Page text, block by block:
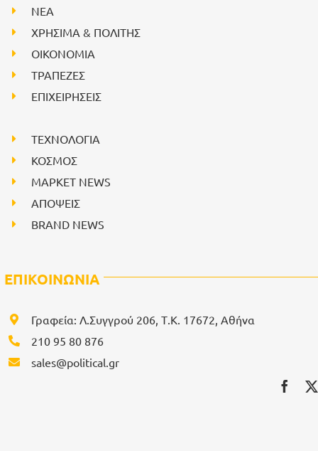
NEA
ΧΡΗΣΙΜΑ & ΠΟΛΙΤΗΣ
ΟΙΚΟΝΟΜΙΑ
ΤΡΑΠΕΖΕΣ
ΕΠΙΧΕΙΡΗΣΕΙΣ
ΤΕΧΝΟΛΟΓΙΑ
ΚΟΣΜΟΣ
ΜΑΡΚΕΤ NEWS
ΑΠΟΨΕΙΣ
BRAND NEWS
ΕΠΙΚΟΙΝΩΝΙΑ
Γραφεία: Λ.Συγγρού 206, Τ.Κ. 17672, Αθήνα
210 95 80 876
sales@political.gr